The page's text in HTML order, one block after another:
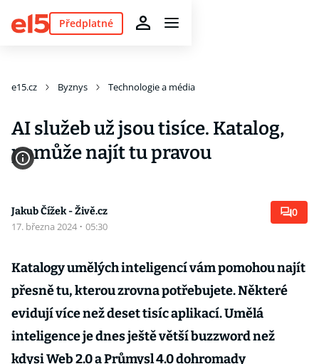
Předplatné
e15.cz Byznys Technologie a média
AI služeb už jsou tisíce. Katalog,
pomůže najít tu pravou
Jakub Čížek - Živě.cz
17. března 2024 · 05:30
0
Katalogy umělých inteligencí vám pomohou najít
přesně tu, kterou zrovna potřebujete. Některé
evidují více než deset tisíc aplikací. Umělá
inteligence je dnes ještě větší buzzword než
kdysi Web 2.0 a Průmysl 4.0 dohromady